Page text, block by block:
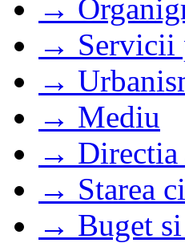
→
→ Servicii
→
→ Mediu
→ Directia
→ Starea
→ Buget